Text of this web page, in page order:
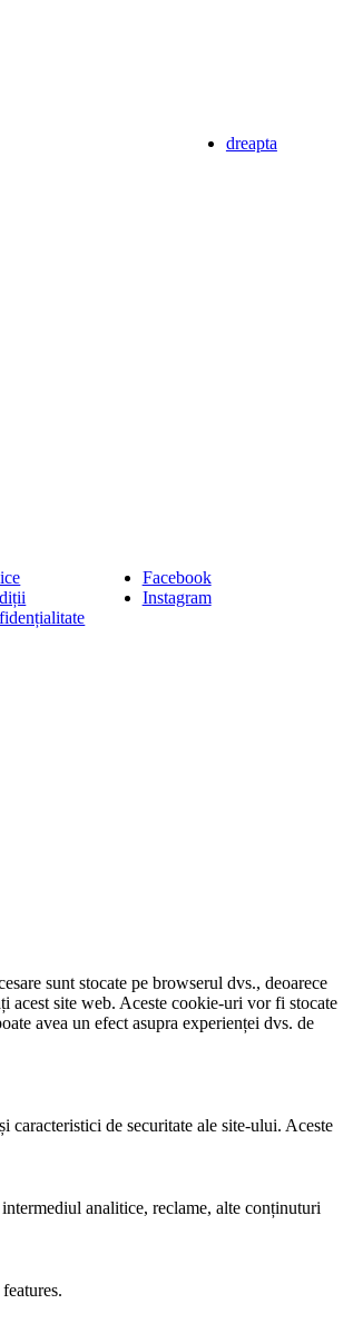
dreapta
Facebook
Instagram
sunt stocate pe browserul dvs., deoarece
acest site web. Aceste cookie-uri vor fi stocate
avea un efect asupra experienței dvs. de
caracteristici de securitate ale site-ului. Aceste
analitice, reclame, alte conținuturi